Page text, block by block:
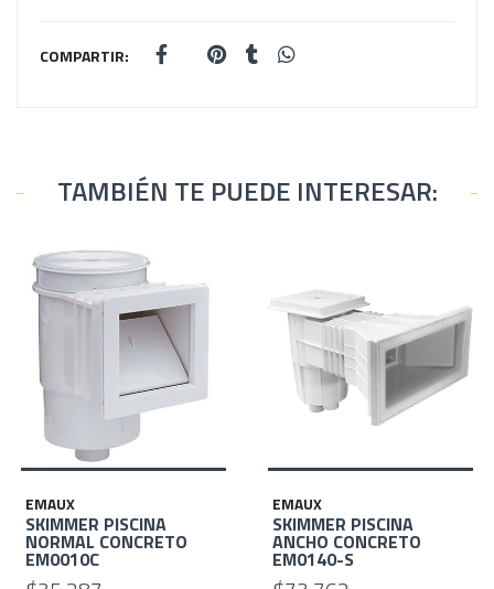
COMPARTIR:
TAMBIÉN TE PUEDE INTERESAR:
EMAUX
SKIMMER PISCINA
NORMAL CONCRETO
EM0010C
EMAUX
SKIMMER PISCINA
ANCHO CONCRETO
EM0140-S